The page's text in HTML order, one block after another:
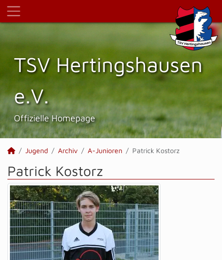
TSV Hertings­hausen
e.V.
Offizielle Homepage
Jugend Archiv A-Junioren Patrick Kostorz
Patrick Kostorz